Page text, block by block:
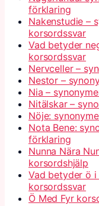
förklaring
Nakenstudie –
korsordssvar
Vad betyder
korsordssvar
Nervceller –
Nestor –
Nia –
Nitälskar –
Nöje:
Nota Bene:
förklaring
Nunna Nära
korsordshjälp
Vad betyder ö i
korsordssvar
Ö Med Fyr